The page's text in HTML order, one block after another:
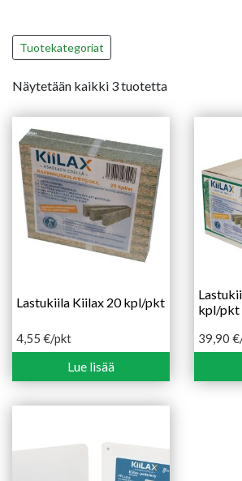
Tuotekategoriat
Näytetään kaikki 3 tuotetta
Lastukiila Kiilax 20 kpl/pkt
4,55 €/pkt
Lue lisää
kpl/pkt
39,90 €